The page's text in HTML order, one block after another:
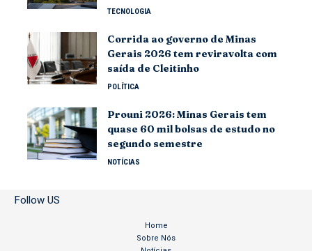
TECNOLOGIA
Corrida ao governo de Minas
Gerais 2026 tem reviravolta com
saída de Cleitinho
POLÍTICA
Prouni 2026: Minas Gerais tem
quase 60 mil bolsas de estudo no
segundo semestre
NOTÍCIAS
Follow US
Home
Sobre Nós